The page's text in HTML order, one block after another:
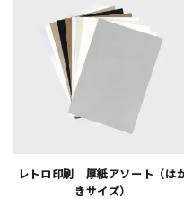
レトロ印刷 厚紙アソート（は
きサイズ）